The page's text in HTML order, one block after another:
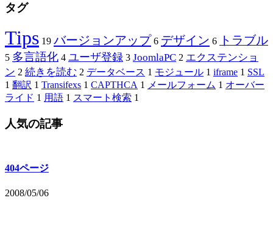
タグ
Tips 19 バージョンアップ 6 デザイン 6 トラブル
5 多言語化 4 ユーザ登録 3 JoomlaPC 2 エクステンショ
ン 2 続きを読む 2 データベース 1 モジュール 1 iframe 1 SSL
1 翻訳 1 Transifexs 1 CAPTHCA 1 メールフォーム 1 オーバー
ライド 1 用語 1 スマート検索 1
人気の記事
404ページ
2008/05/06